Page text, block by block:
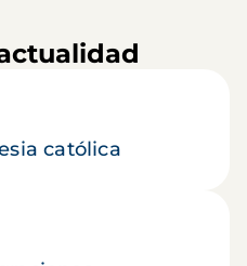
católica